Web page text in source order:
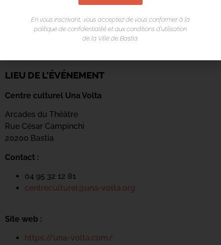
LIEU DE L'ÉVÉNEMENT
Centre culturel Una Volta
Arcades du Théâtre
Rue César Campinchi
20200 Bastia
Contact :
04 95 32 12 81
centreculturel@una-volta.org
Site web :
https://una-volta.com/
En vous inscrivant, vous acceptez de vous conformer à la
politique de confidentialité et aux conditions d’utilisation
de la Ville de Bastia.